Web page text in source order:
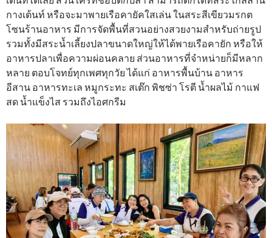
กางเต้นท์ หรือจะมาพายเรือคายัคใสเล่น ในสระสีเขียวมรกต
โซนร้านอาหาร มีการจัดพื้นที่สวนอย่างสวยงามสำหรับถ่ายรูป
รวมทั้งมีสระน้ำเลี้ยงปลาขนาดใหญ่ให้ได้พายเรือคายัก หรือให้
อาหารปลาเพื่อความผ่อนคลาย ส่วนอาหารที่จำหน่ายก็มีหลาก
หลาย ตอบโจทย์ทุกเพศทุกวัย ได้แก่ อาหารพื้นบ้าน อาหาร
อีสาน อาหารทะเล หมูกระทะ สเต๊ก พิชซ่า โรตี น้ำผลไม้ กาแฟ
สด น้ำแข็งไส รวมถึงไอศกรีม